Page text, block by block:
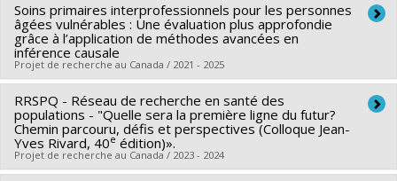
Lead researcher : Nadia Sourial
Funding sources:FRQS/Fonds de recherche du Québec -
Santé (FRSQ)
Grant programs:PVXXXXXX-Établissement de jeunes
chercheurs Juniors 1
Soins primaires interprofessionnels pour les personnes
âgées vulnérables : Une évaluation plus approfondie
grâce à l’application de méthodes avancées en
inférence causale
Projet de recherche au Canada / 2021 - 2025
Lead researcher : Nadia Sourial
Funding sources:FRQS/Fonds de recherche du Québec -
Santé (FRSQ)
Grant programs:PVXXXXXX-Bourse de chercheur-boursier :
RRSPQ - Réseau de recherche en santé des
populations - "Quelle sera la première ligne du futur?
Chemin parcouru, défis et perspectives (Colloque Jean-
Yves Rivard, 40e édition)».
Projet de recherche au Canada / 2023 - 2024